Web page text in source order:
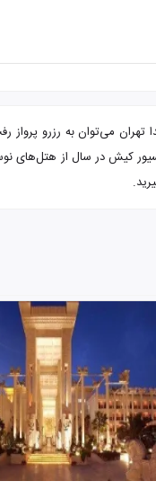
می‌توان به رزرو پرواز